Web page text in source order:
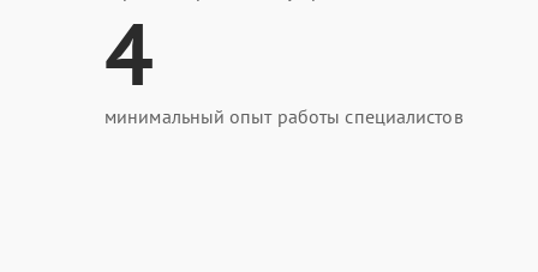
4
минимальный опыт работы специалистов